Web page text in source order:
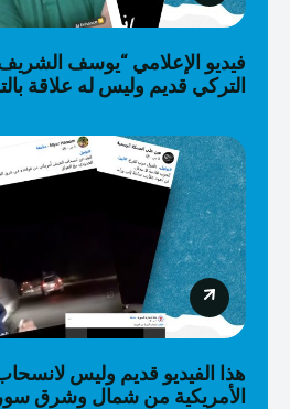
فيديو الإعلامي “يوسف
التركي قديم وليس له علاقة
هذا الفيديو قديم وليس
الأمريكية من شمال وشرق